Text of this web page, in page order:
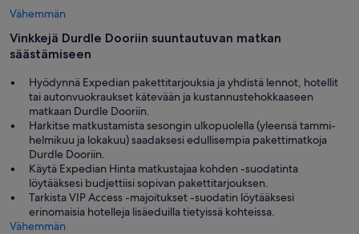
Vähemmän
Vinkkejä Durdle Dooriin suuntautuvan matkan
säästämiseen
Hyödynnä Expedian pakettitarjouksia ja yhdistä lennot, hotellit
tai autonvuokraukset kätevään ja kustannustehokkaaseen
matkaan Durdle Dooriin.
Harkitse matkustamista sesongin ulkopuolella (yleensä tammi-
helmikuu ja lokakuu) saadaksesi edullisempia pakettimatkoja
Durdle Dooriin.
Käytä Expedian Hinta matkustajaa kohden -suodatinta
löytääksesi budjettiisi sopivan pakettitarjouksen.
Tarkista VIP Access -majoitukset -suodatin löytääksesi
erinomaisia hotelleja lisäeduilla tietyissä kohteissa.
Vähemmän